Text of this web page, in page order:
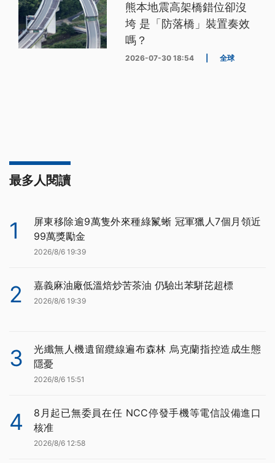
熊本地震高架橋錯位卻沒
垮 是「防落橋」裝置奏效
嗎？
2026-07-30 18:54 全球
最多人閱讀
1
屏東移除逾9萬隻外來種綠鬣蜥 冠軍獵人7個月領近
99萬獎勵金
2026/8/6 19:39
2 嘉義麻油廠低溫焙炒苦茶油 仍驗出苯駢芘超標
2026/8/6 19:39
3
光纖無人機遺留纜線遍布森林 烏克蘭指控造成生態
隱憂
2026/8/6 15:51
4
8月起已無委員在任 NCC停發手機等電信設備進口
核准
2026/8/6 12:58